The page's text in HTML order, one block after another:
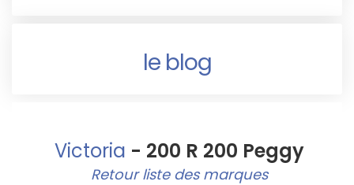
le blog
Victoria - 200 R 200 Peggy
Retour liste des marques